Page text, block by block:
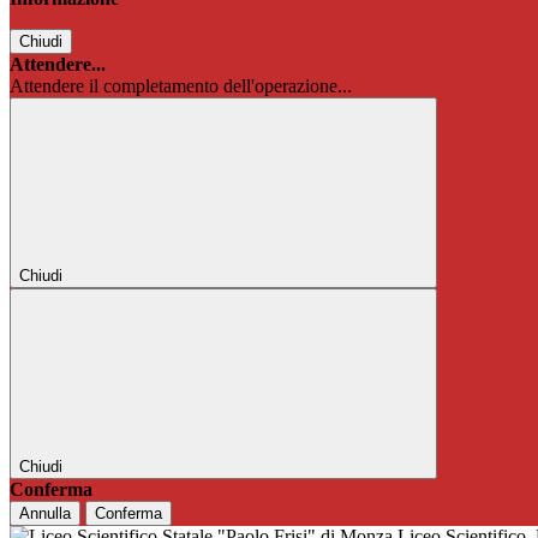
Chiudi
Attendere...
Attendere il completamento dell'operazione...
Chiudi
Chiudi
Conferma
Annulla Conferma